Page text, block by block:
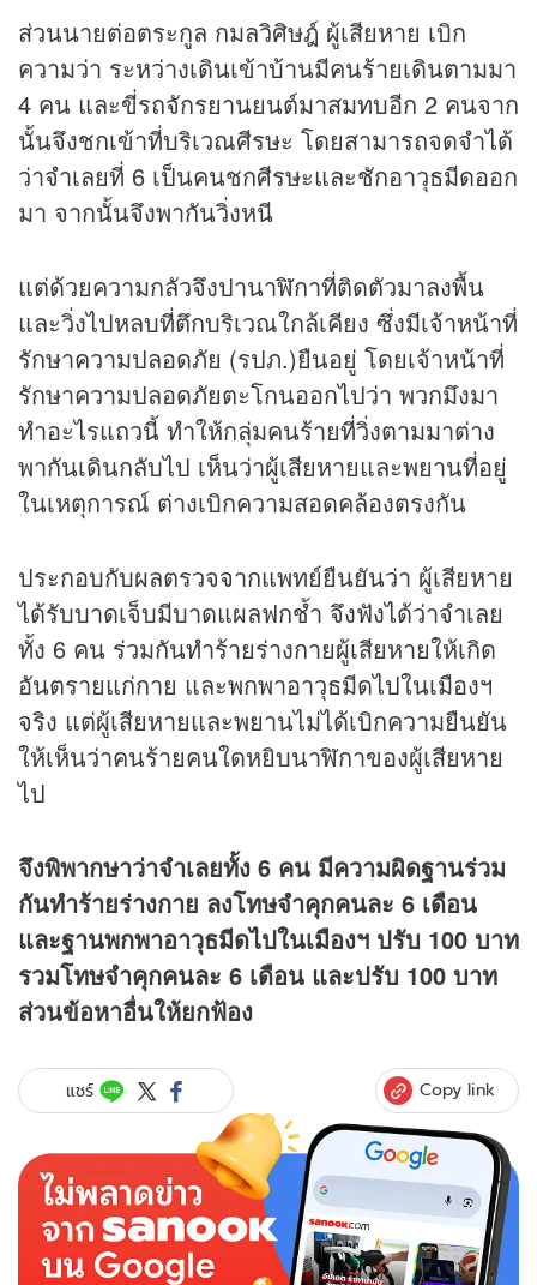
ส่วนนายต่อตระกูล กมลวิศิษฎ์ ผู้เสียหาย เบิก
ความว่า ระหว่างเดินเข้าบ้านมีคนร้ายเดินตามมา
4 คน และขี่รถจักรยานยนต์มาสมทบอีก 2 คนจาก
นั้นจึงชกเข้าที่บริเวณศีรษะ โดยสามารถจดจำได้
ว่าจำเลยที่ 6 เป็นคนชกศีรษะและชักอาวุธมีดออก
มา จากนั้นจึงพากันวิ่งหนี
แต่ด้วยความกลัวจึงปานาฬิกาที่ติดตัวมาลงพื้น
และวิ่งไปหลบที่ตึกบริเวณใกล้เคียง ซึ่งมีเจ้าหน้าที่
รักษาความปลอดภัย (รปภ.)ยืนอยู่ โดยเจ้าหน้าที่
รักษาความปลอดภัยตะโกนออกไปว่า พวกมึงมา
ทำอะไรแถวนี้ ทำให้กลุ่มคนร้ายที่วิ่งตามมาต่าง
พากันเดินกลับไป เห็นว่าผู้เสียหายและพยานที่อยู่
ในเหตุการณ์ ต่างเบิกความสอดคล้องตรงกัน
ประกอบกับผลตรวจจากแพทย์ยืนยันว่า ผู้เสียหาย
ได้รับบาดเจ็บมีบาดแผลฟกช้ำ จึงฟังได้ว่าจำเลย
ทั้ง 6 คน ร่วมกันทำร้ายร่างกายผู้เสียหายให้เกิด
อันตรายแก่กาย และพกพาอาวุธมีดไปในเมืองฯ
จริง แต่ผู้เสียหายและพยานไม่ได้เบิกความยืนยัน
ให้เห็นว่าคนร้ายคนใดหยิบนาฬิกาของผู้เสียหาย
ไป
จึงพิพากษาว่าจำเลยทั้ง 6 คน มีความผิดฐานร่วม
กันทำร้ายร่างกาย ลงโทษจำคุกคนละ 6 เดือน
และฐานพกพาอาวุธมีดไปในเมืองฯ ปรับ 100 บาท
รวมโทษจำคุกคนละ 6 เดือน และปรับ 100 บาท
ส่วนข้อหาอื่นให้ยกฟ้อง
แชร์ Copy link